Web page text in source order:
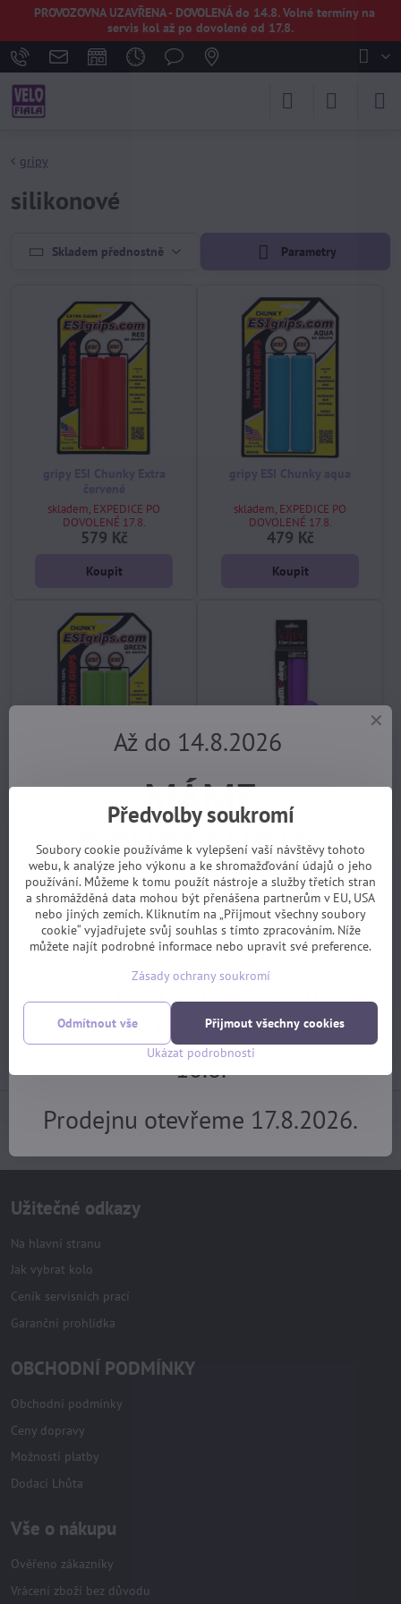
PROVOZOVNA UZAVŘENA - DOVOLENÁ do 14.8. Volné termíny na
servis kol až po dovolené od 17.8.
gripy
silikonové
Skladem přednostně Parametry
skladem, EXPEDICE PO
DOVOLENÉ 17.8.
579 Kč
Koupit
skladem, EXPEDICE PO
DOVOLENÉ 17.8.
479 Kč
Koupit
gripy ESI Chunky zelené
skladem, EXPEDICE PO
479 Kč
Koupit
gripy REDMONKEY Karv(Xt)
6,5 mm fialová
skladem, EXPEDICE PO
570 Kč
Koupit
Potřebujete poradit?
+420 725 729 111
tomas​@velofiala​.cz
Jak jsou s našimi službami spokojeni samotní
zákazníci? (z webu Heuréka)
Užitečné odkazy
Na hlavní stranu
Jak vybrat kolo
Ceník servisních prací
Garanční prohlídka
OBCHODNÍ PODMÍNKY
Obchodní podmínky
Ceny dopravy
Možnosti platby
Dodací Lhůta
Vše o nákupu
Ověřeno zákazníky
Vrácení zboží bez důvodu
Předvolby soukromí
Soubory cookie používáme k vylepšení vaší návštěvy tohoto
webu, k analýze jeho výkonu a ke shromažďování údajů o jeho
používání. Můžeme k tomu použít nástroje a služby třetích stran
a shromážděná data mohou být přenášena partnerům v EU, USA
nebo jiných zemích. Kliknutím na „Přijmout všechny soubory
cookie“ vyjadřujete svůj souhlas s tímto zpracováním. Níže
můžete najít podrobné informace nebo upravit své preference.
Zásady ochrany soukromí
Ukázat podrobnosti
Přijmout všechny cookies
Odmítnout vše
Až do 14.8.2026
MÁME
DOVOLENOU.
Objednávky z e-shopu budeme
vyřizovat 17.8.
Servis pro předem objednané
zákazníky bude v provozu od
10.8.
Prodejnu otevřeme 17.8.2026.